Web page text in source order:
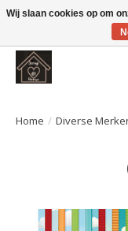
Large selection of
Home / Diverse
Wij slaan cookies op om